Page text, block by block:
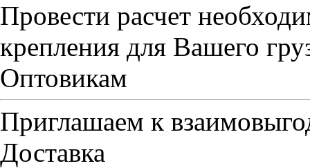
Провести расчет
крепления для Вашего
Оптовикам
Приглашаем к
Доставка